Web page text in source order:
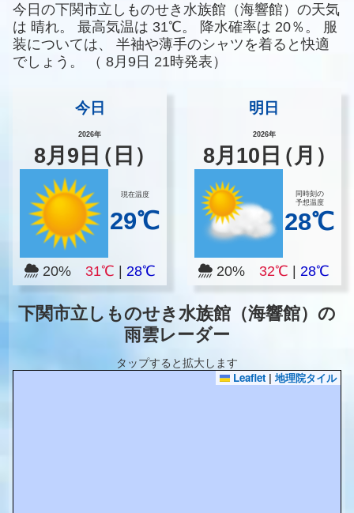
今日の下関市立しものせき水族館（海響館）の天気
は 晴れ。 最高気温は 31℃。 降水確率は 20％。
服
装については、
半袖や薄手のシャツを着ると快適
でしょう。
（ 8月9日 21時発表）
今日
2026年
8月 9 日（日）
現在温度
29℃
20% 31℃ 28℃
明日
2026年
8月 10 日（月）
同時刻の
予想温度
28℃
20%32℃ |28℃
下関市立しものせき水族館（海響館）の
雨雲レーダー
タップすると拡大します
Leaflet | 地理院タイル